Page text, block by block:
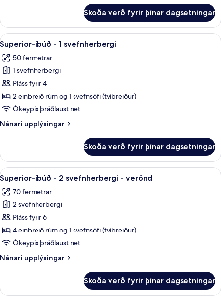
hafið
íbúð
1
svefnherbergi
útsýni
yfir
hafið
Skoða verð fyrir þínar dagsetningar
Skoða
allar
myndir
fyrir
Superior-
íbúð
-
svefnherbergi
Superior-íbúð - 1 svefnherbergi |
7
Superior-íbúð - 1 svefnherbergi
50 fermetrar
1 svefnherbergi
Pláss fyrir 4
2 einbreið rúm og 1 svefnsófi (tvíbreiður)
Ókeypis þráðlaust net
Nánari upplýsingar
Nánari
íbúð
1
svefnherbergi
Skoða verð fyrir þínar dagsetningar
Skoða
allar
myndir
fyrir
Superior-
íbúð
-
svefnherbergi
Superior-íbúð - 2 svefnherbergi -
8
Superior-íbúð - 2 svefnherbergi - verönd
70 fermetrar
2 svefnherbergi
Pláss fyrir 6
4 einbreið rúm og 1 svefnsófi (tvíbreiður)
Ókeypis þráðlaust net
Nánari upplýsingar
Nánari
íbúð
Skoða verð fyrir þínar dagsetningar